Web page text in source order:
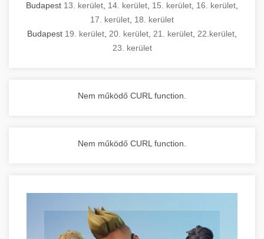
Budapest 13. kerület 14. kerület 15. kerület 16. kerület
17. kerület 18. kerület
Budapest 19. kerület 20. kerület 21. kerület 22.kerület
23. kerület
Nem működő CURL function.
Nem működő CURL function.